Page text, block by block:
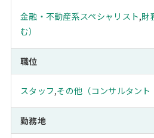
金融・不動産系スペシャリスト,財
む）
職位
スタッフ,その他（コンサルタント
勤務地